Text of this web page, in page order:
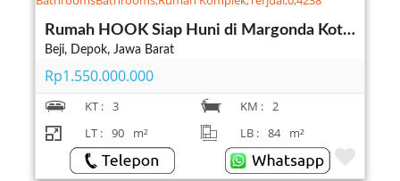
Rumah HOOK Siap Huni di Margonda Kota Depok
Beji, Depok, Jawa Barat
Rp1.550.000.000
KT : 3 KM : 2
LT : 90 m² LB : 84 m²